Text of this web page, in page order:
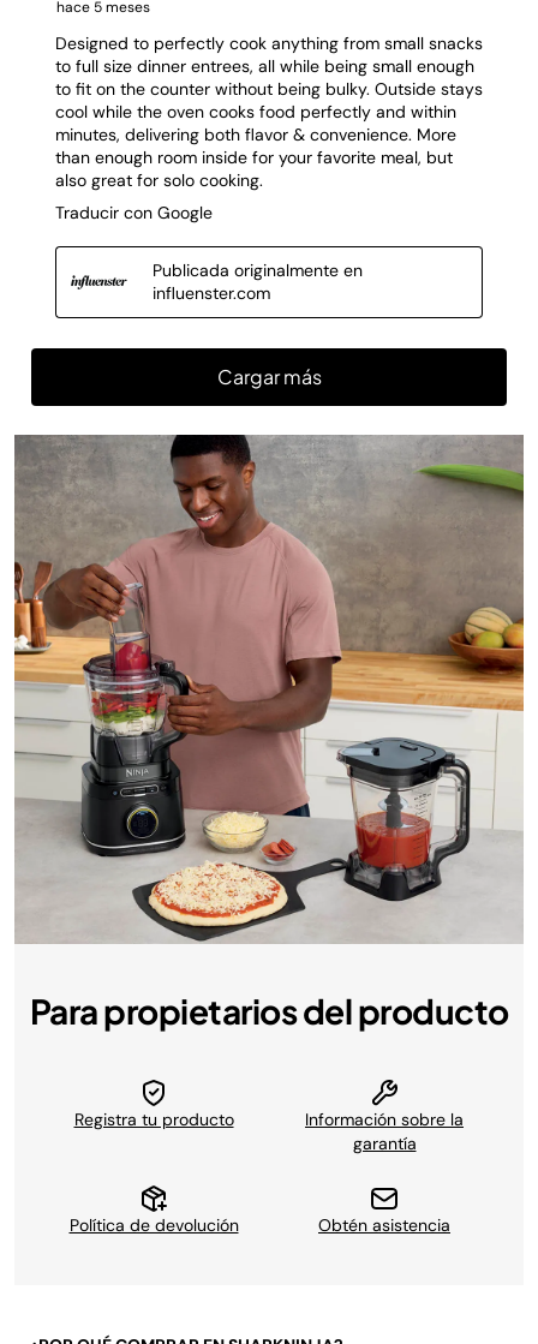
Para propietarios del producto
Registra tu producto
Información sobre la
garantía
Política de devolución Obtén asistencia